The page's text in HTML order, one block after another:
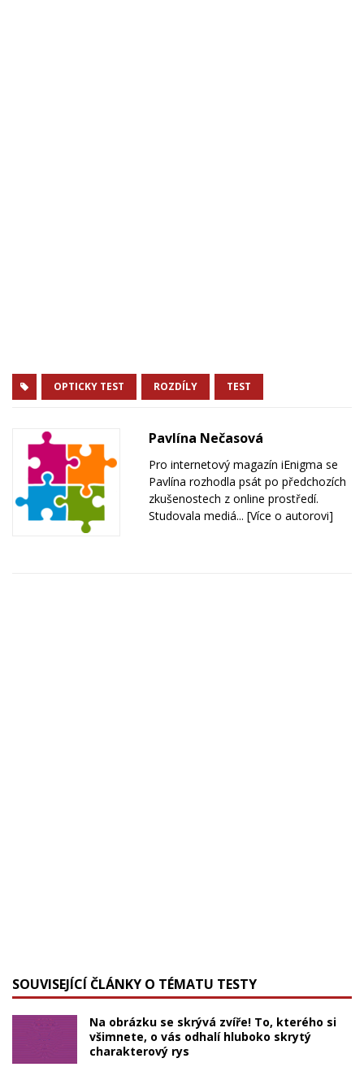
OPTICKY TEST ROZDÍLY TEST
Pavlína Nečasová
Pro internetový magazín iEnigma se
Pavlína rozhodla psát po předchozích
zkušenostech z online prostředí.
Studovala mediá... [Více o autorovi]
SOUVISEJÍCÍ ČLÁNKY O TÉMATU TESTY
Na obrázku se skrývá zvíře! To, kterého si
všimnete, o vás odhalí hluboko skrytý
charakterový rys